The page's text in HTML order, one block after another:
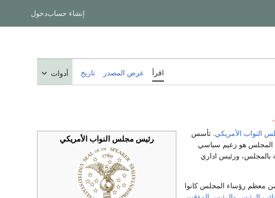
إنشاء حسابدخول
اقرأ عرض المصدر تاريخ أدوات
رئيس مجلس النواب الأمريكي
النواب الأمريكي . تأسس
المجلس هو زعيم سياسي
بالمجلس، ورئيس اداري
معظم رؤساء المجلس كانوا